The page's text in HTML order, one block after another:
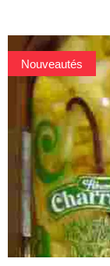
Nouveautés